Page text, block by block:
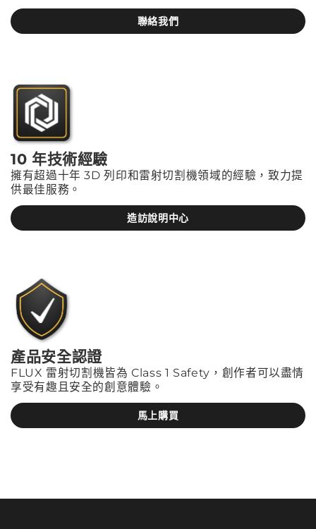
聯絡我們
10 年技術經驗
擁有超過十年 3D 列印和雷射切割機領域的經驗，致力提
供最佳服務。
造訪說明中心
產品安全認證
FLUX 雷射切割機皆為 Class 1 Safety，創作者可以盡情
享受有趣且安全的創意體驗。
馬上購買